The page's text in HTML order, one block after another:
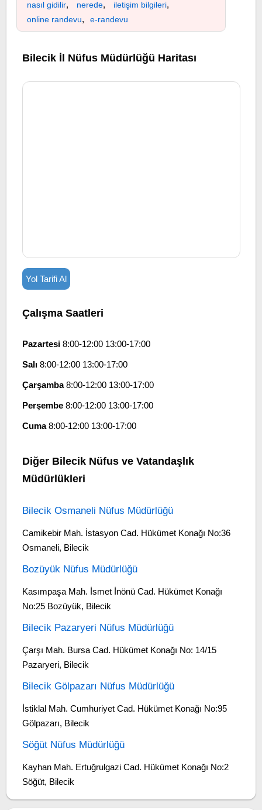
nasıl gidilir, nerede, iletişim bilgileri,
online randevu, e-randevu
Bilecik İl Nüfus Müdürlüğü Haritası
Yol Tarifi Al
Çalışma Saatleri
Pazartesi8:00-12:00 13:00-17:00
Salı8:00-12:00 13:00-17:00
Çarşamba8:00-12:00 13:00-17:00
Perşembe8:00-12:00 13:00-17:00
Cuma8:00-12:00 13:00-17:00
Diğer Bilecik Nüfus ve Vatandaşlık
Müdürlükleri
Bilecik Osmaneli Nüfus Müdürlüğü
Camikebir Mah. İstasyon Cad. Hükümet Konağı No:36
Osmaneli, Bilecik
Bozüyük Nüfus Müdürlüğü
Kasımpaşa Mah. İsmet İnönü Cad. Hükümet Konağı
No:25 Bozüyük, Bilecik
Bilecik Pazaryeri Nüfus Müdürlüğü
Çarşı Mah. Bursa Cad. Hükümet Konağı No: 14/15
Pazaryeri, Bilecik
Bilecik Gölpazarı Nüfus Müdürlüğü
İstiklal Mah. Cumhuriyet Cad. Hükümet Konağı No:95
Gölpazarı, Bilecik
Söğüt Nüfus Müdürlüğü
Kayhan Mah. Ertuğrulgazi Cad. Hükümet Konağı No:2
Söğüt, Bilecik